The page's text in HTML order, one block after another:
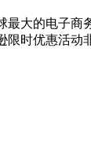
大的电子
时优惠活